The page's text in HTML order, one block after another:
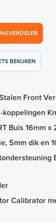
BEKIJKEN
Front
koppelingen
Buis 16mm
5mm dik en
Calibrator